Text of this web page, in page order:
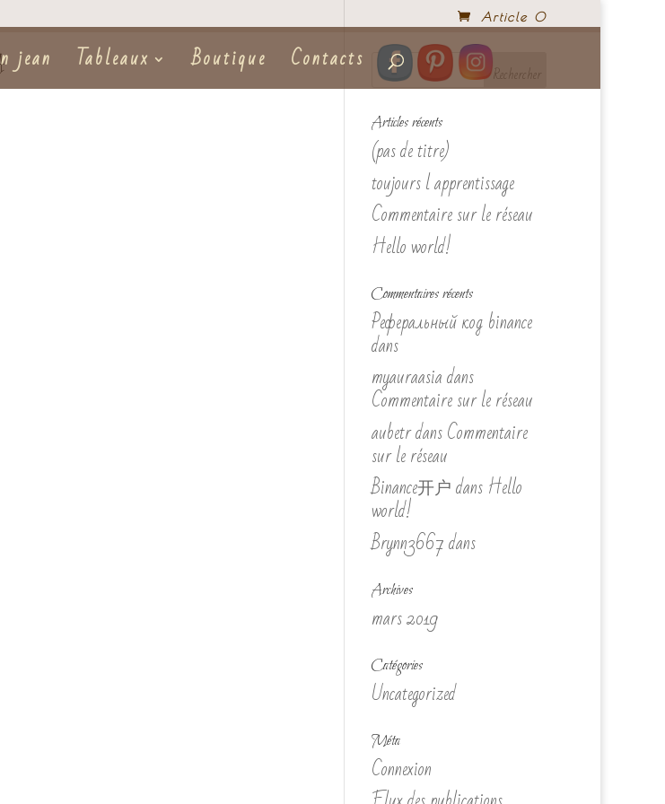
Article 0
jean Tableaux Boutique Contacts
Articles récents
(pas de titre)
toujours l apprentissage
Commentaire sur le réseau
Hello world!
Commentaires récents
Реферальный код binance
dans
myauraasiadans
Commentaire sur le réseau
aubetrdansCommentaire
sur le réseau
Binance开户dansHello
world!
Brynn3667dans
Archives
mars 2019
Catégories
Uncategorized
Méta
Connexion